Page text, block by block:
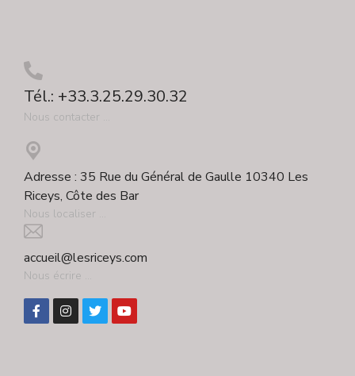
Tél.: +33.3.25.29.30.32
Nous contacter ...
Adresse : 35 Rue du Général de Gaulle 10340 Les
Riceys, Côte des Bar
Nous localiser ...
accueil@lesriceys.com
Nous écrire ...